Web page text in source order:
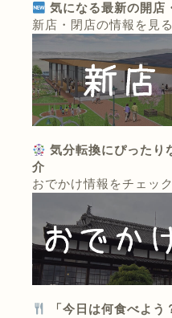
気になる最新の開店
新店・閉店の情報を見
気分転換にぴったり
介
おでかけ情報をチェッ
「今日は何食べよ